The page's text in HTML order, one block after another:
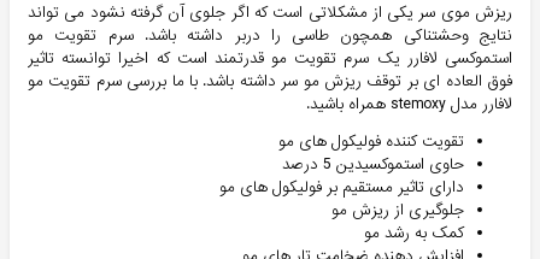
ریزش موی سر یکی از مشکلاتی است که اگر جلوی آن گرفته نشود می تواند
نتایج وحشتناکی همچون طاسی را دربر داشته باشد. سرم تقویت مو
استموکسی لافارر یک سرم تقویت مو قدرتمند است که اخیرا توانسته تاثیر
فوق العاده ای بر توقف ریزش مو سر داشته باشد. با ما بررسی سرم تقویت مو
لافارر مدل stemoxy همراه باشید.
تقویت کننده فولیکول های مو
حاوی استموکسیدین 5 درصد
دارای تاثیر مستقیم بر فولیکول های مو
جلوگیری از ریزش مو
کمک به رشد مو